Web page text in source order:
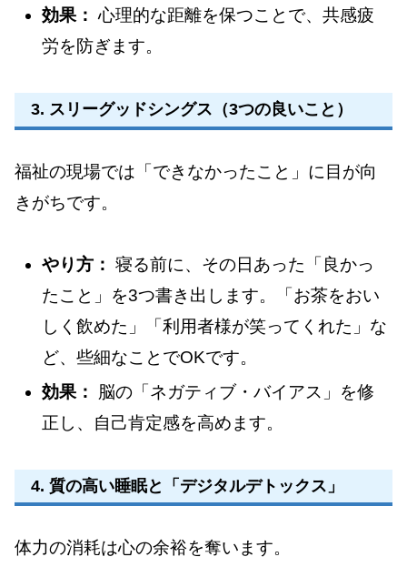
効果： 心理的な距離を保つことで、共感疲
労を防ぎます。
3. スリーグッドシングス（3つの良いこと）
福祉の現場では「できなかったこと」に目が向
きがちです。
やり方： 寝る前に、その日あった「良かっ
たこと」を3つ書き出します。「お茶をおい
しく飲めた」「利用者様が笑ってくれた」な
ど、些細なことでOKです。
効果：
脳の「ネガティブ・バイアス」を修
正し、自己肯定感を高めます。
4. 質の高い睡眠と「デジタルデトックス」
体力の消耗は心の余裕を奪います。